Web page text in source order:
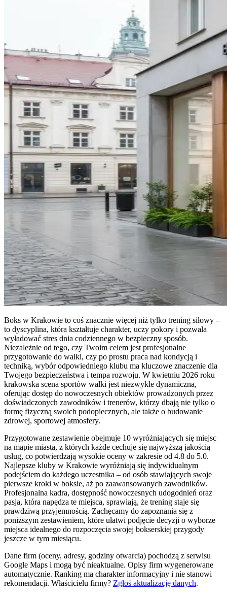
Boks w Krakowie to coś znacznie więcej niż tylko trening siłowy –
to dyscyplina, która kształtuje charakter, uczy pokory i pozwala
wyładować stres dnia codziennego w bezpieczny sposób.
Niezależnie od tego, czy Twoim celem jest profesjonalne
przygotowanie do walki, czy po prostu praca nad kondycją i
techniką, wybór odpowiedniego klubu ma kluczowe znaczenie dla
Twojego bezpieczeństwa i tempa rozwoju. W kwietniu 2026 roku
krakowska scena sportów walki jest niezwykle dynamiczna,
oferując dostęp do nowoczesnych obiektów prowadzonych przez
doświadczonych zawodników i trenerów, którzy dbają nie tylko o
formę fizyczną swoich podopiecznych, ale także o budowanie
zdrowej, sportowej atmosfery.
Przygotowane zestawienie obejmuje 10 wyróżniających się miejsc
na mapie miasta, z których każde cechuje się najwyższą jakością
usług, co potwierdzają wysokie oceny w zakresie od 4.8 do 5.0.
Najlepsze kluby w Krakowie wyróżniają się indywidualnym
podejściem do każdego uczestnika – od osób stawiających swoje
pierwsze kroki w boksie, aż po zaawansowanych zawodników.
Profesjonalna kadra, dostępność nowoczesnych udogodnień oraz
pasja, która napędza te miejsca, sprawiają, że trening staje się
prawdziwą przyjemnością. Zachęcamy do zapoznania się z
poniższym zestawieniem, które ułatwi podjęcie decyzji o wyborze
miejsca idealnego do rozpoczęcia swojej bokserskiej przygody
jeszcze w tym miesiącu.
Dane firm (oceny, adresy, godziny otwarcia) pochodzą z serwisu
Google Maps i mogą być nieaktualne. Opisy firm wygenerowane
automatycznie. Ranking ma charakter informacyjny i nie stanowi
rekomendacji. Właścicielu firmy? Zgłoś aktualizację danych.